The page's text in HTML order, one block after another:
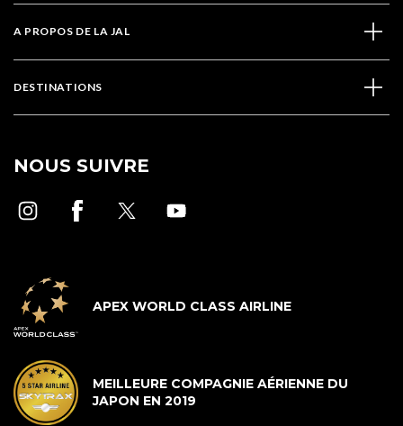
A PROPOS DE LA JAL
DESTINATIONS
NOUS SUIVRE
APEX WORLD CLASS AIRLINE
MEILLEURE COMPAGNIE AÉRIENNE DU
JAPON EN 2019